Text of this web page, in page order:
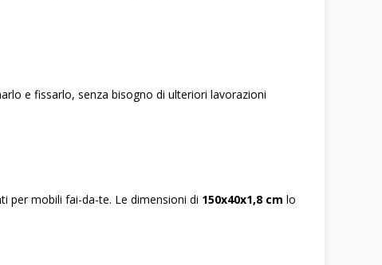
e fissarlo, senza bisogno di ulteriori lavorazioni
per mobili fai-da-te. Le dimensioni di 150x40x1,8 cm lo